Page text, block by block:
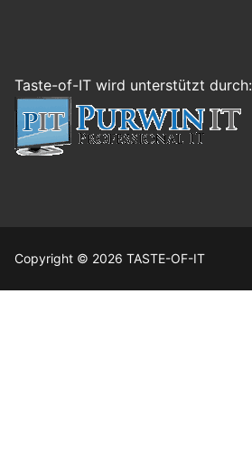
Taste-of-IT wird unterstützt durch:
Copyright © 2026 TASTE-OF-IT